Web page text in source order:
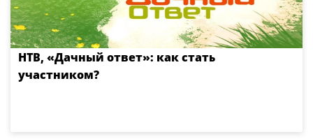
НТВ, «Дачный ответ»: как стать
участником?